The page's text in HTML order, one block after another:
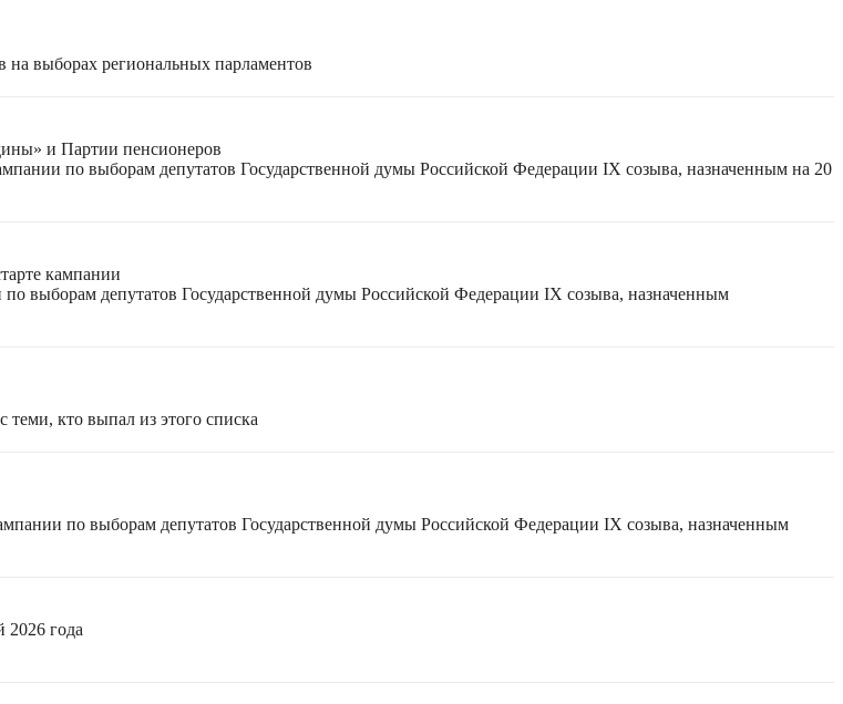
на выборах региональных парламентов
и Партии пенсионеров
по выборам депутатов Государственной думы Российской Федерации IX созыва, назначенным на 20
кампании
выборам депутатов Государственной думы Российской Федерации IX созыва, назначенным
теми, кто выпал из этого списка
по выборам депутатов Государственной думы Российской Федерации IX созыва, назначенным
2026 года